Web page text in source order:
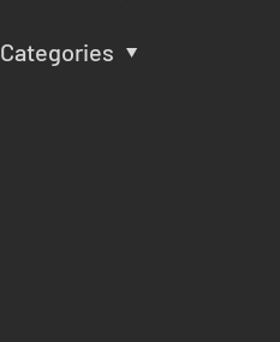
Categories